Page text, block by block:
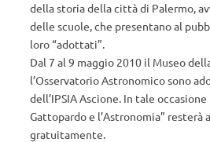
della storia della città di Palermo,
delle scuole, che presentano al
loro “adottati”.
Dal 7 al 9 maggio 2010 il Museo
l’Osservatorio Astronomico sono
dell’IPSIA Ascione. In tale occasione
Gattopardo e l’Astronomia” resterà
gratuitamente.